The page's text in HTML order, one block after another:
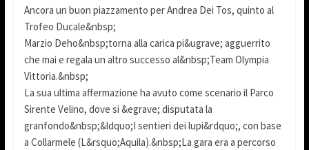
Ancora un buon piazzamento per Andrea Dei Tos, quinto al
Trofeo Ducale&nbsp;
Marzio Deho&nbsp;torna alla carica pi&ugrave; agguerrito
che mai e regala un altro successo al&nbsp;Team Olympia
Vittoria.&nbsp;
La sua ultima affermazione ha avuto come scenario il Parco
Sirente Velino, dove si &egrave; disputata la
granfondo&nbsp;&ldquo;I sentieri dei lupi&rdquo;, con base
a Collarmele (L&rsquo;Aquila).&nbsp;La gara era a percorso